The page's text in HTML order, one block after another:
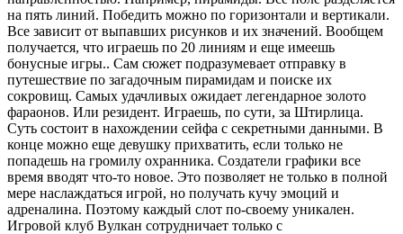
на пять линий. Победить можно по горизонтали и вертикали.
Все зависит от выпавших рисунков и их значений. Вообщем
получается, что играешь по 20 линиям и еще имеешь
бонусные игры.. Сам сюжет подразумевает отправку в
путешествие по загадочным пирамидам и поиске их
сокровищ. Самых удачливых ожидает легендарное золото
фараонов. Или резидент. Играешь, по сути, за Штирлица.
Суть состоит в нахождении сейфа с секретными данными. В
конце можно еще девушку прихватить, если только не
попадешь на громилу охранника. Создатели графики все
время вводят что-то новое. Это позволяет не только в полной
мере наслаждаться игрой, но получать кучу эмоций и
адреналина. Поэтому каждый слот по-своему уникален.
Игровой клуб Вулкан сотрудничает только с